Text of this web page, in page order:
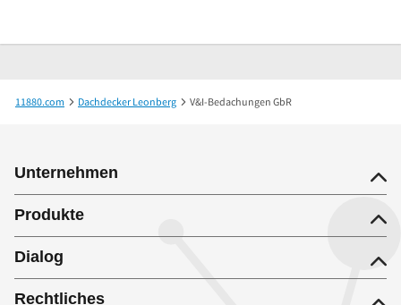
11880.com Dachdecker Leonberg V&I-Bedachungen GbR
Unternehmen
Produkte
Dialog
Rechtliches